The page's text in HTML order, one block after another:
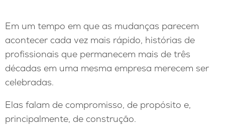
Em um tempo em que as mudanças parecem
acontecer cada vez mais rápido, histórias de
profissionais que permanecem mais de três
décadas em uma mesma empresa merecem ser
celebradas.
Elas falam de compromisso, de propósito e,
principalmente, de construção.